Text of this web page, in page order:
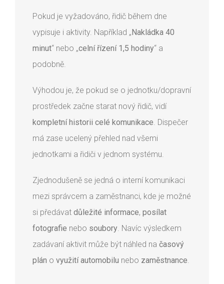
Pokud je vyžadováno, řidič během dne
vypisuje i aktivity. Například „Nakládka 40
minut“ nebo „celní řízení 1,5 hodiny“ a
podobně.
Výhodou je, že pokud se o jednotku/dopravní
prostředek začne starat nový řidič, vidí
kompletní historii celé komunikace . Dispečer
má zase ucelený přehled nad všemi
jednotkami a řidiči v jednom systému.
Zjednodušeně se jedná o interní komunikaci
mezi správcem a zaměstnanci, kde je možné
si předávat důležité informace, posílat
fotografie nebo soubory . Navíc výsledkem
zadávaní aktivit může být náhled na časový
plán o využití automobilu nebo zaměstnance